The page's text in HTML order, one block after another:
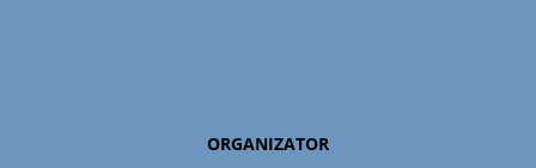
ORGANIZATOR